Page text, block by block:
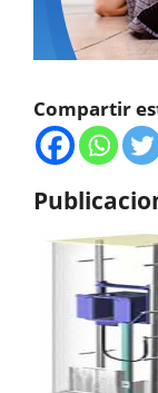
Compartir